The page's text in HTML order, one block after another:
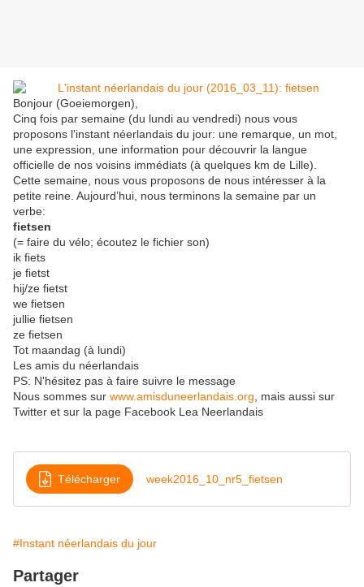
Bonjour (Goeiemorgen),
Cinq fois par semaine (du lundi au vendredi) nous vous
proposons l'instant néerlandais du jour: une remarque, un mot,
une expression, une information pour découvrir la langue
officielle de nos voisins immédiats (à quelques km de Lille).
Cette semaine, nous vous proposons de nous intéresser à la
petite reine. Aujourd’hui, nous terminons la semaine par un
verbe:
fietsen
(= faire du vélo; écoutez le fichier son)
ik fiets
je fietst
hij/ze fietst
we fietsen
jullie fietsen
ze fietsen
Tot maandag (à lundi)
Les amis du néerlandais
PS: N'hésitez pas à faire suivre le message
Nous sommes sur www.amisduneerlandais.org , mais aussi sur
Twitter et sur la page Facebook Lea Neerlandais
Télécharger week2016_10_nr5_fietsen
#Instant néerlandais du jour
Partager